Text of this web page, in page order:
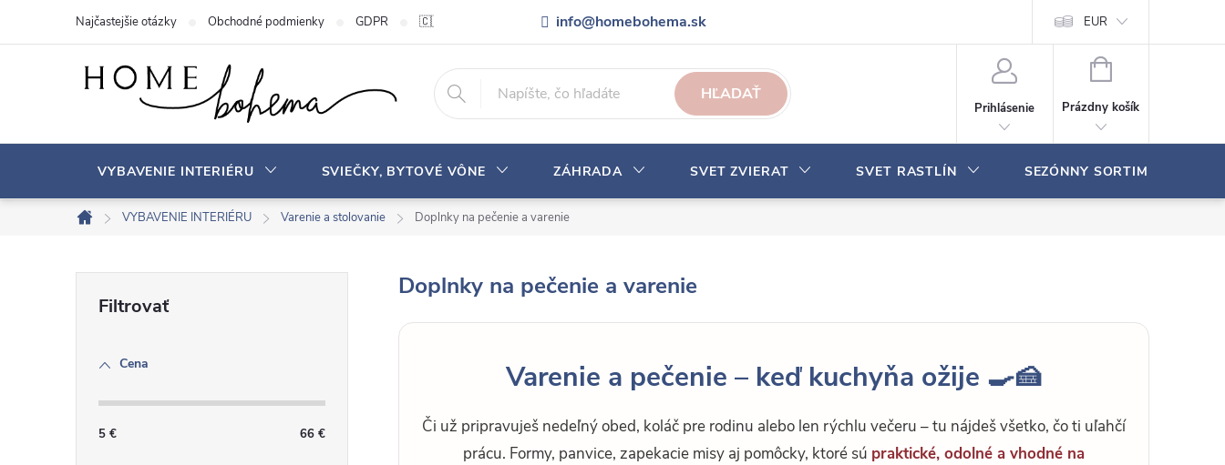
ť
info@homebohema.sk
Najčastejšie otázky Obchodné podmienky GDPR 🇨🇿 Pro zákazníky z České republiky Veľkoobchodná spolupráca EUR
HĽADAŤ
Prihlásenie
N
K
N
Prázdny košík
VYBAVENIE INTERIÉRU SVIEČKY, BYTOVÉ VÔNE ZÁHRADA SVET ZVIERAT SVET RASTLÍN SEZÓNNY SORTIMENT
m
VYBAVENIE INTERIÉRU Varenie a stolovanie Doplnky na pečenie a varenie
Cena
5 € 66 €
Doplnky na pečenie a varenie
Varenie a pečenie – keď kuchyňa ožije 🍳🍰
Či už pripravuješ nedeľný obed, koláč pre rodinu alebo len rýchlu večeru – tu nájdeš všetko, čo ti uľahčí
prácu. Formy, panvice, zapekacie misy aj pomôcky, ktoré sú praktické, odolné a vhodné na